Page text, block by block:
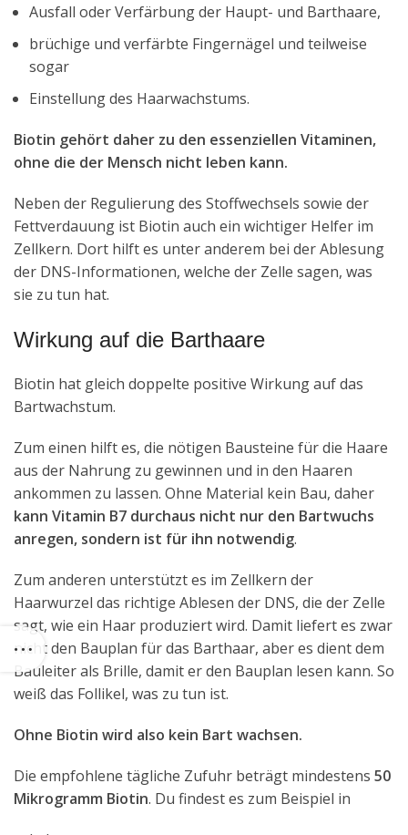
Ausfall oder Verfärbung der Haupt- und Barthaare,
brüchige und verfärbte Fingernägel und teilweise
sogar
Einstellung des Haarwachstums.
Biotin gehört daher zu den essenziellen Vitaminen,
ohne die der Mensch nicht leben kann.
Neben der Regulierung des Stoffwechsels sowie der
Fettverdauung ist Biotin auch ein wichtiger Helfer im
Zellkern. Dort hilft es unter anderem bei der Ablesung
der DNS-Informationen, welche der Zelle sagen, was
sie zu tun hat.
Wirkung auf die Barthaare
Biotin hat gleich doppelte positive Wirkung auf das
Bartwachstum.
Zum einen hilft es, die nötigen Bausteine für die Haare
aus der Nahrung zu gewinnen und in den Haaren
ankommen zu lassen. Ohne Material kein Bau, daher
kann Vitamin B7 durchaus nicht nur den Bartwuchs
anregen, sondern ist für ihn notwendig.
Zum anderen unterstützt es im Zellkern der
Haarwurzel das richtige Ablesen der DNS, die der Zelle
sagt, wie ein Haar produziert wird. Damit liefert es zwar
nicht den Bauplan für das Barthaar, aber es dient dem
Bauleiter als Brille, damit er den Bauplan lesen kann. So
weiß das Follikel, was zu tun ist.
Ohne Biotin wird also kein Bart wachsen.
Die empfohlene tägliche Zufuhr beträgt mindestens 50
Mikrogramm Biotin. Du findest es zum Beispiel in